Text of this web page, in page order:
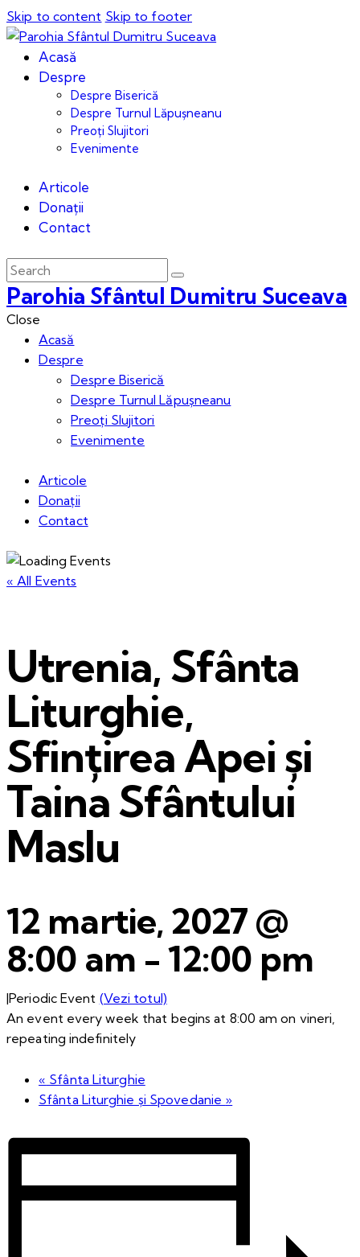
Skip to content Skip to footer
Acasă
Despre
Despre Biserică
Despre Turnul Lăpușneanu
Preoți Slujitori
Evenimente
Articole
Donații
Contact
Parohia Sfântul Dumitru Suceava
Close
Acasă
Despre
Despre Biserică
Despre Turnul Lăpușneanu
Preoți Slujitori
Evenimente
Articole
Donații
Contact
« All Events
Utrenia, Sfânta
Liturghie,
Sfințirea Apei și
Taina Sfântului
Maslu
12 martie, 2027 @
8:00 am -12:00 pm
|Periodic Event (Vezi totul)
An event every week that begins at 8:00 am on vineri,
repeating indefinitely
« Sfânta Liturghie
Sfânta Liturghie și Spovedanie »